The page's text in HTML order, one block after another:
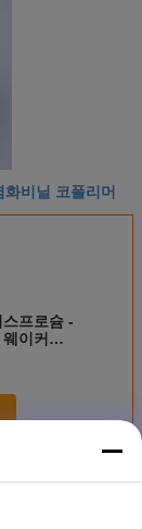
화비닐 코폴리머
프로슘 -
이커